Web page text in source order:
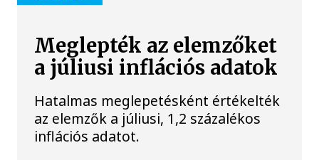
Meglepték az elemzőket
a júliusi inflációs adatok
Hatalmas meglepetésként értékelték
az elemzők a júliusi, 1,2 százalékos
inflációs adatot.